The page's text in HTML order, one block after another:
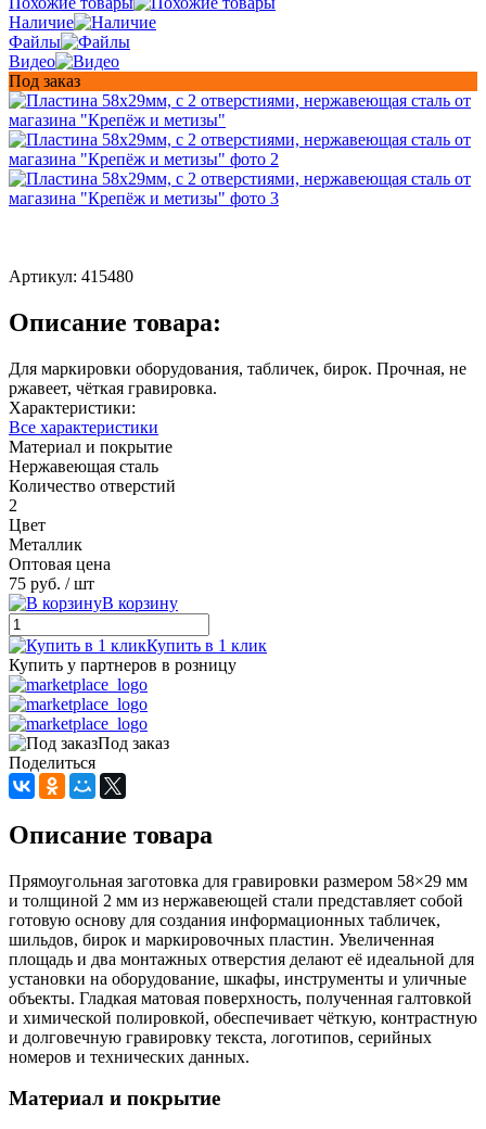
Наличие
Файлы
Видео
Под заказ
Артикул: 415480
Описание товара:
Для маркировки оборудования, табличек, бирок. Прочная, не
ржавеет, чёткая гравировка.
Характеристики:
Все характеристики
Материал и покрытие
Нержавеющая сталь
Количество отверстий
2
Цвет
Металлик
Оптовая цена
75 руб. / шт
В корзину
Купить в 1 клик
Купить у партнеров в розницу
Под заказ
Поделиться
Описание товара
Прямоугольная заготовка для гравировки размером 58×29 мм
и толщиной 2 мм из нержавеющей стали представляет собой
готовую основу для создания информационных табличек,
шильдов, бирок и маркировочных пластин. Увеличенная
площадь и два монтажных отверстия делают её идеальной для
установки на оборудование, шкафы, инструменты и уличные
объекты. Гладкая матовая поверхность, полученная галтовкой
и химической полировкой, обеспечивает чёткую, контрастную
и долговечную гравировку текста, логотипов, серийных
номеров и технических данных.
Материал и покрытие